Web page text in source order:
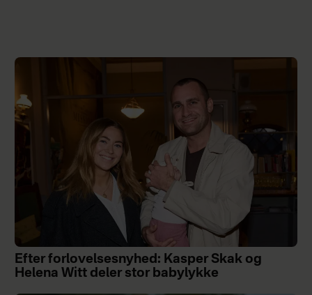
Efter forlovelsesnyhed: Kasper Skak og
Helena Witt deler stor babylykke